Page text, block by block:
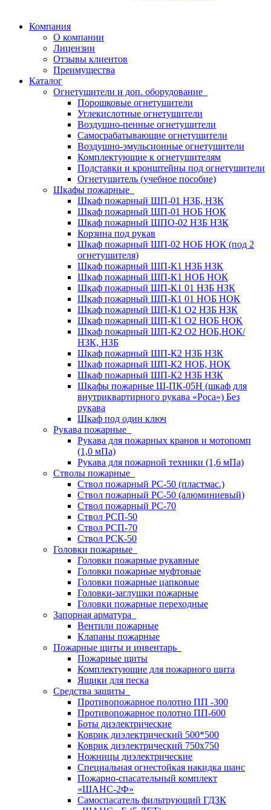
Компания
О компании
Лицензии
Отзывы клиентов
Преимущества
Каталог
Огнетушители и доп. оборудование
Порошковые огнетушители
Углекислотные огнетушители
Воздушно-пенные огнетушители
Самосрабатывающие огнетушители
Воздушно-эмульсионные огнетушители
Комплектующие к огнетушителям
Подставки и кронштейны под огнетушители
Огнетушитель (учебное пособие)
Шкафы пожарные
Шкаф пожарный ШП-01 НЗБ, НЗК
Шкаф пожарный ШП-01 НОБ НОК
Шкаф пожарный ШПО-02 НЗБ НЗК
Корзина под рукав
Шкаф пожарный ШП-02 НОБ НОК (под 2
огнетушителя)
Шкаф пожарный ШП-К1 НЗБ НЗК
Шкаф пожарный ШП-К1 НОБ НОК
Шкаф пожарный ШП-К1 01 НЗБ НЗК
Шкаф пожарный ШП-К1 01 НОБ НОК
Шкаф пожарный ШП-К1 О2 НЗБ НЗК
Шкаф пожарный ШП-К1 О2 НОБ НОК
Шкаф пожарный ШП-К2 О2 НОБ,НОК/
НЗК, НЗБ
Шкаф пожарный ШП-К2 НЗБ НЗК
Шкаф пожарный ШП-К2 НОБ, НОК
Шкаф пожарный ШП-К2 НЗБ НЗК
Шкафы пожарные Ш-ПК-05Н (шкаф для
внутриквартирного рукава «Роса») Без
рукава
Шкаф под один ключ
Рукава пожарные
Рукава для пожарных кранов и мотопомп
(1,0 мПа)
Рукава для пожарной техники (1,6 мПа)
Стволы пожарные
Ствол пожарный РС-50 (пластмас.)
Ствол пожарный РС-50 (алюминиевый)
Ствол пожарный РС-70
Ствол РСП-50
Ствол РСП-70
Ствол РСК-50
Головки пожарные
Головки пожарные рукавные
Головки пожарные муфтовые
Головки пожарные цапковые
Головки-заглушки пожарные
Головки пожарные переходные
Запорная арматура
Вентили пожарные
Клапаны пожарные
Пожарные щиты и инвентарь
Пожарные щиты
Комплектующие для пожарного щита
Ящики для песка
Средства защиты
Противопожарное полотно ПП -300
Противопожарное полотно ПП-600
Боты диэлектрические
Коврик диэлектрический 500*500
Коврик диэлектрический 750х750
Ножницы диэлектрические
Специальная огнестойкая накидка шанс
Пожарно-спасательный комплект
«ШАНС-2Ф»
Самоспасатель фильтрующий ГДЗК